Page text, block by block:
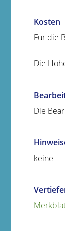
Kosten
Für die
Die
Die
keine